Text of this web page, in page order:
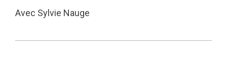
Avec Sylvie Nauge